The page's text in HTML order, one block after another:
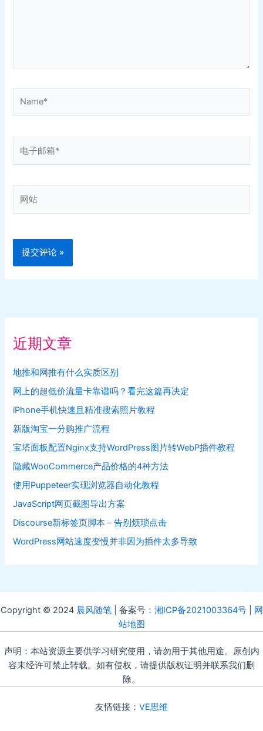
箱
站
近期文章
地推和网推有什么实质区别
网上的超低价流量卡靠谱吗？看完这篇再决定
iPhone手机快速且精准搜索照片教程
新版淘宝一分购推广流程
宝塔面板配置Nginx支持WordPress图片转WebP插件教程
隐藏WooCommerce产品价格的4种方法
使用Puppeteer实现浏览器自动化教程
JavaScript网页截图导出方案
Discourse新标签页脚本 – 告别烦琐点击
WordPress网站速度变慢并非因为插件太多导致
Copyright © 2024 晨风随笔| 备案号： 湘ICP备2021003364号| 网
站地图
声明：本站资源主要供学习研究使用，请勿用于其他用途。原创内
容未经许可禁止转载。如有侵权，请提供版权证明并联系我们删
除。
友情链接： VE思维